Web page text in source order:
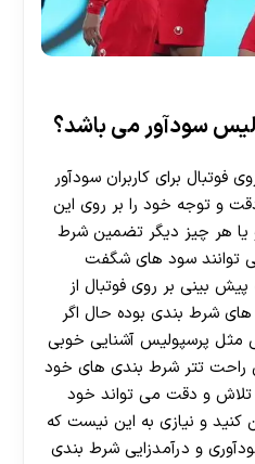
سودآور می باشد؟
برای کاربران سودآور
و توجه خود را بر روی این
یا هر چیز دیگر تضمین شرط
توانند سود های شگفت
پیش بینی بر روی فوتبال از
شرط بندی بوده حال اگر
مثل پرسپولیس آشنایی خوبی
راحت تتر شرط بندی های خود
تلاش و دقت می تواند خود
و نیازی به این نیست که
و درآمدزایی شرط بندی